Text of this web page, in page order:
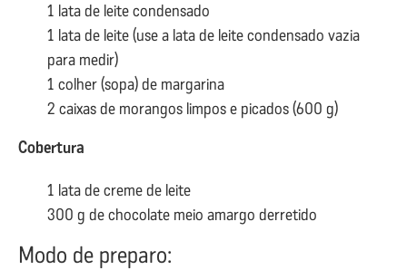
1 lata de leite condensado
1 lata de leite (use a lata de leite condensado vazia
para medir)
1 colher (sopa) de margarina
2 caixas de morangos limpos e picados (600 g)
Cobertura
1 lata de creme de leite
300 g de chocolate meio amargo derretido
Modo de preparo: